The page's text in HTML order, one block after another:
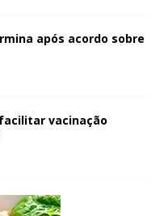
após acordo sobre
vacinação